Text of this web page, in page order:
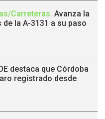
Carreteras. Avanza la
la A-3131 a su paso
destaca que Córdoba
registrado desde